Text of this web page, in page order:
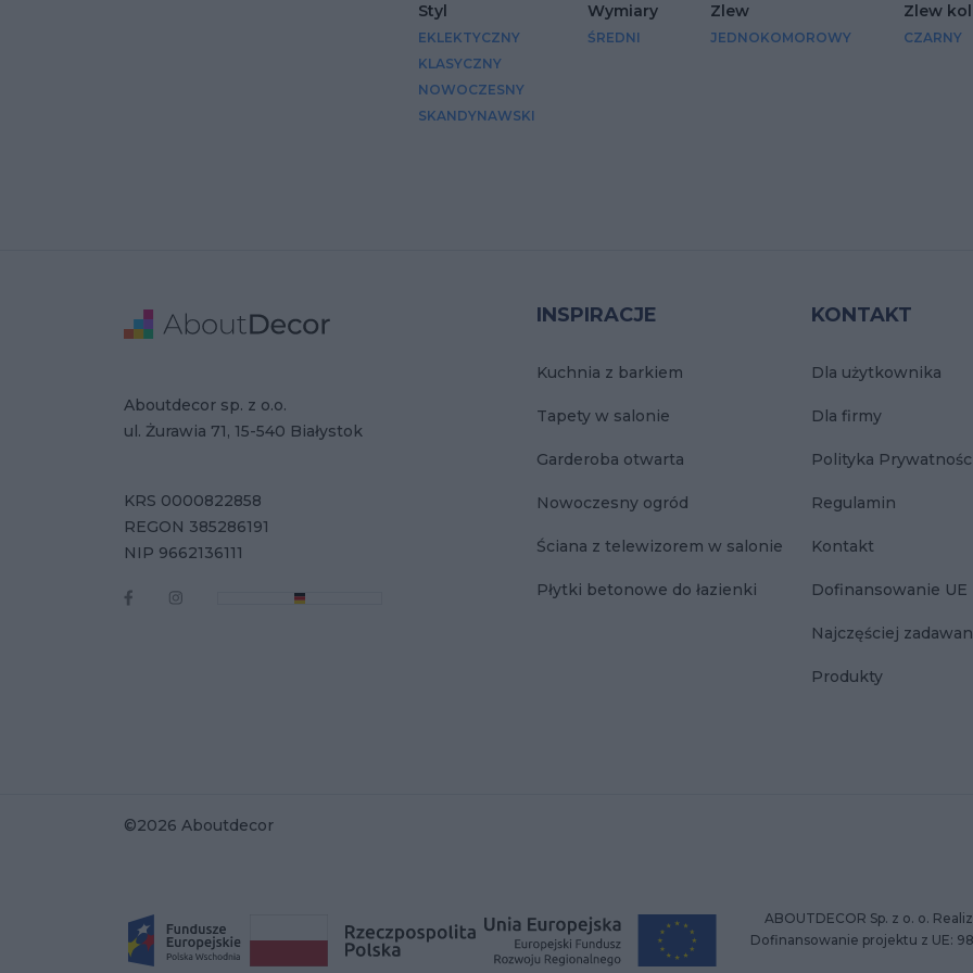
Styl
EKLEKTYCZNY
KLASYCZNY
NOWOCZESNY
SKANDYNAWSKI
Wymiary
ŚREDNI
Zlew
JEDNOKOMOROWY
Zlew
CZARNY
INSPIRACJE
Kuchnia z barkiem
Tapety w salonie
Garderoba otwarta
Nowoczesny ogród
Ściana z telewizorem w salonie
Płytki betonowe do łazienki
KONTAKT
Dla użytkownika
Dla firmy
Polityka
Regulamin
Kontakt
Dofinansowanie UE
Najczęściej
Produkty
Adres
Aboutdecor sp. z o.o.
ul. Żurawia 71, 15-540 Białystok
Dane Firmy
KRS 0000822858
REGON 385286191
NIP 9662136111
©2026 Aboutdecor
ABOUTDECOR Sp. z o. o.
Dofinansowanie projektu z UE: